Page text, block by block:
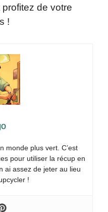
de votre
!
monde plus vert. C’est
pour utiliser la récup en
ai assez de jeter au lieu
!